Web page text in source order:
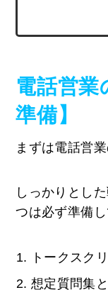
電話営業
準備】
まずは電話営
しっかりとし
つは必ず準備し
トークスク
想定質問集